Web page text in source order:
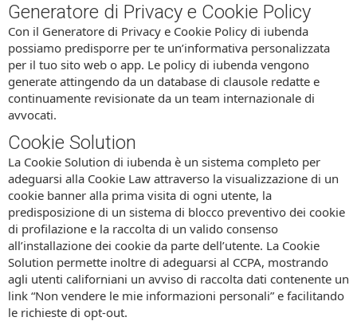
Generatore di Privacy e Cookie Policy
Con il Generatore di Privacy e Cookie Policy di iubenda
possiamo predisporre per te un’informativa personalizzata
per il tuo sito web o app. Le policy di iubenda vengono
generate attingendo da un database di clausole redatte e
continuamente revisionate da un team internazionale di
avvocati.
Cookie Solution
La Cookie Solution di iubenda è un sistema completo per
adeguarsi alla Cookie Law attraverso la visualizzazione di un
cookie banner alla prima visita di ogni utente, la
predisposizione di un sistema di blocco preventivo dei cookie
di profilazione e la raccolta di un valido consenso
all’installazione dei cookie da parte dell’utente. La Cookie
Solution permette inoltre di adeguarsi al CCPA, mostrando
agli utenti californiani un avviso di raccolta dati contenente un
link “Non vendere le mie informazioni personali” e facilitando
le richieste di opt-out.